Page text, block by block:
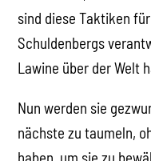
zurückgezahlt
präsentiert werden,
sie zu bezahlen.
Aber das wiederum
Klassenkampfes.
Lebensstandards ist